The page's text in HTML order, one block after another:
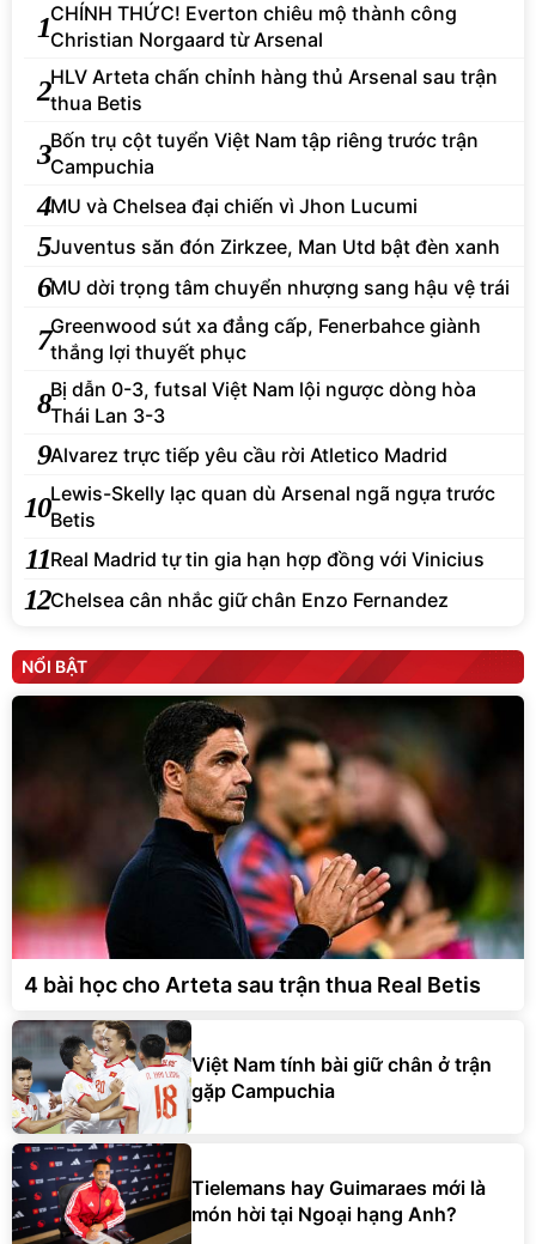
1CHÍNH THỨC! Everton chiêu mộ thành công
Christian Norgaard từ Arsenal
2HLV Arteta chấn chỉnh hàng thủ Arsenal sau trận
thua Betis
3Bốn trụ cột tuyển Việt Nam tập riêng trước trận
Campuchia
4MU và Chelsea đại chiến vì Jhon Lucumi
5Juventus săn đón Zirkzee, Man Utd bật đèn xanh
6MU dời trọng tâm chuyển nhượng sang hậu vệ trái
7Greenwood sút xa đẳng cấp, Fenerbahce giành
thắng lợi thuyết phục
8Bị dẫn 0-3, futsal Việt Nam lội ngược dòng hòa
Thái Lan 3-3
9Alvarez trực tiếp yêu cầu rời Atletico Madrid
10Lewis-Skelly lạc quan dù Arsenal ngã ngựa trước
Betis
11Real Madrid tự tin gia hạn hợp đồng với Vinicius
12Chelsea cân nhắc giữ chân Enzo Fernandez
NỔI BẬT
4 bài học cho Arteta sau trận thua Real Betis
Việt Nam tính bài giữ chân ở trận
gặp Campuchia
Tielemans hay Guimaraes mới là
món hời tại Ngoại hạng Anh?